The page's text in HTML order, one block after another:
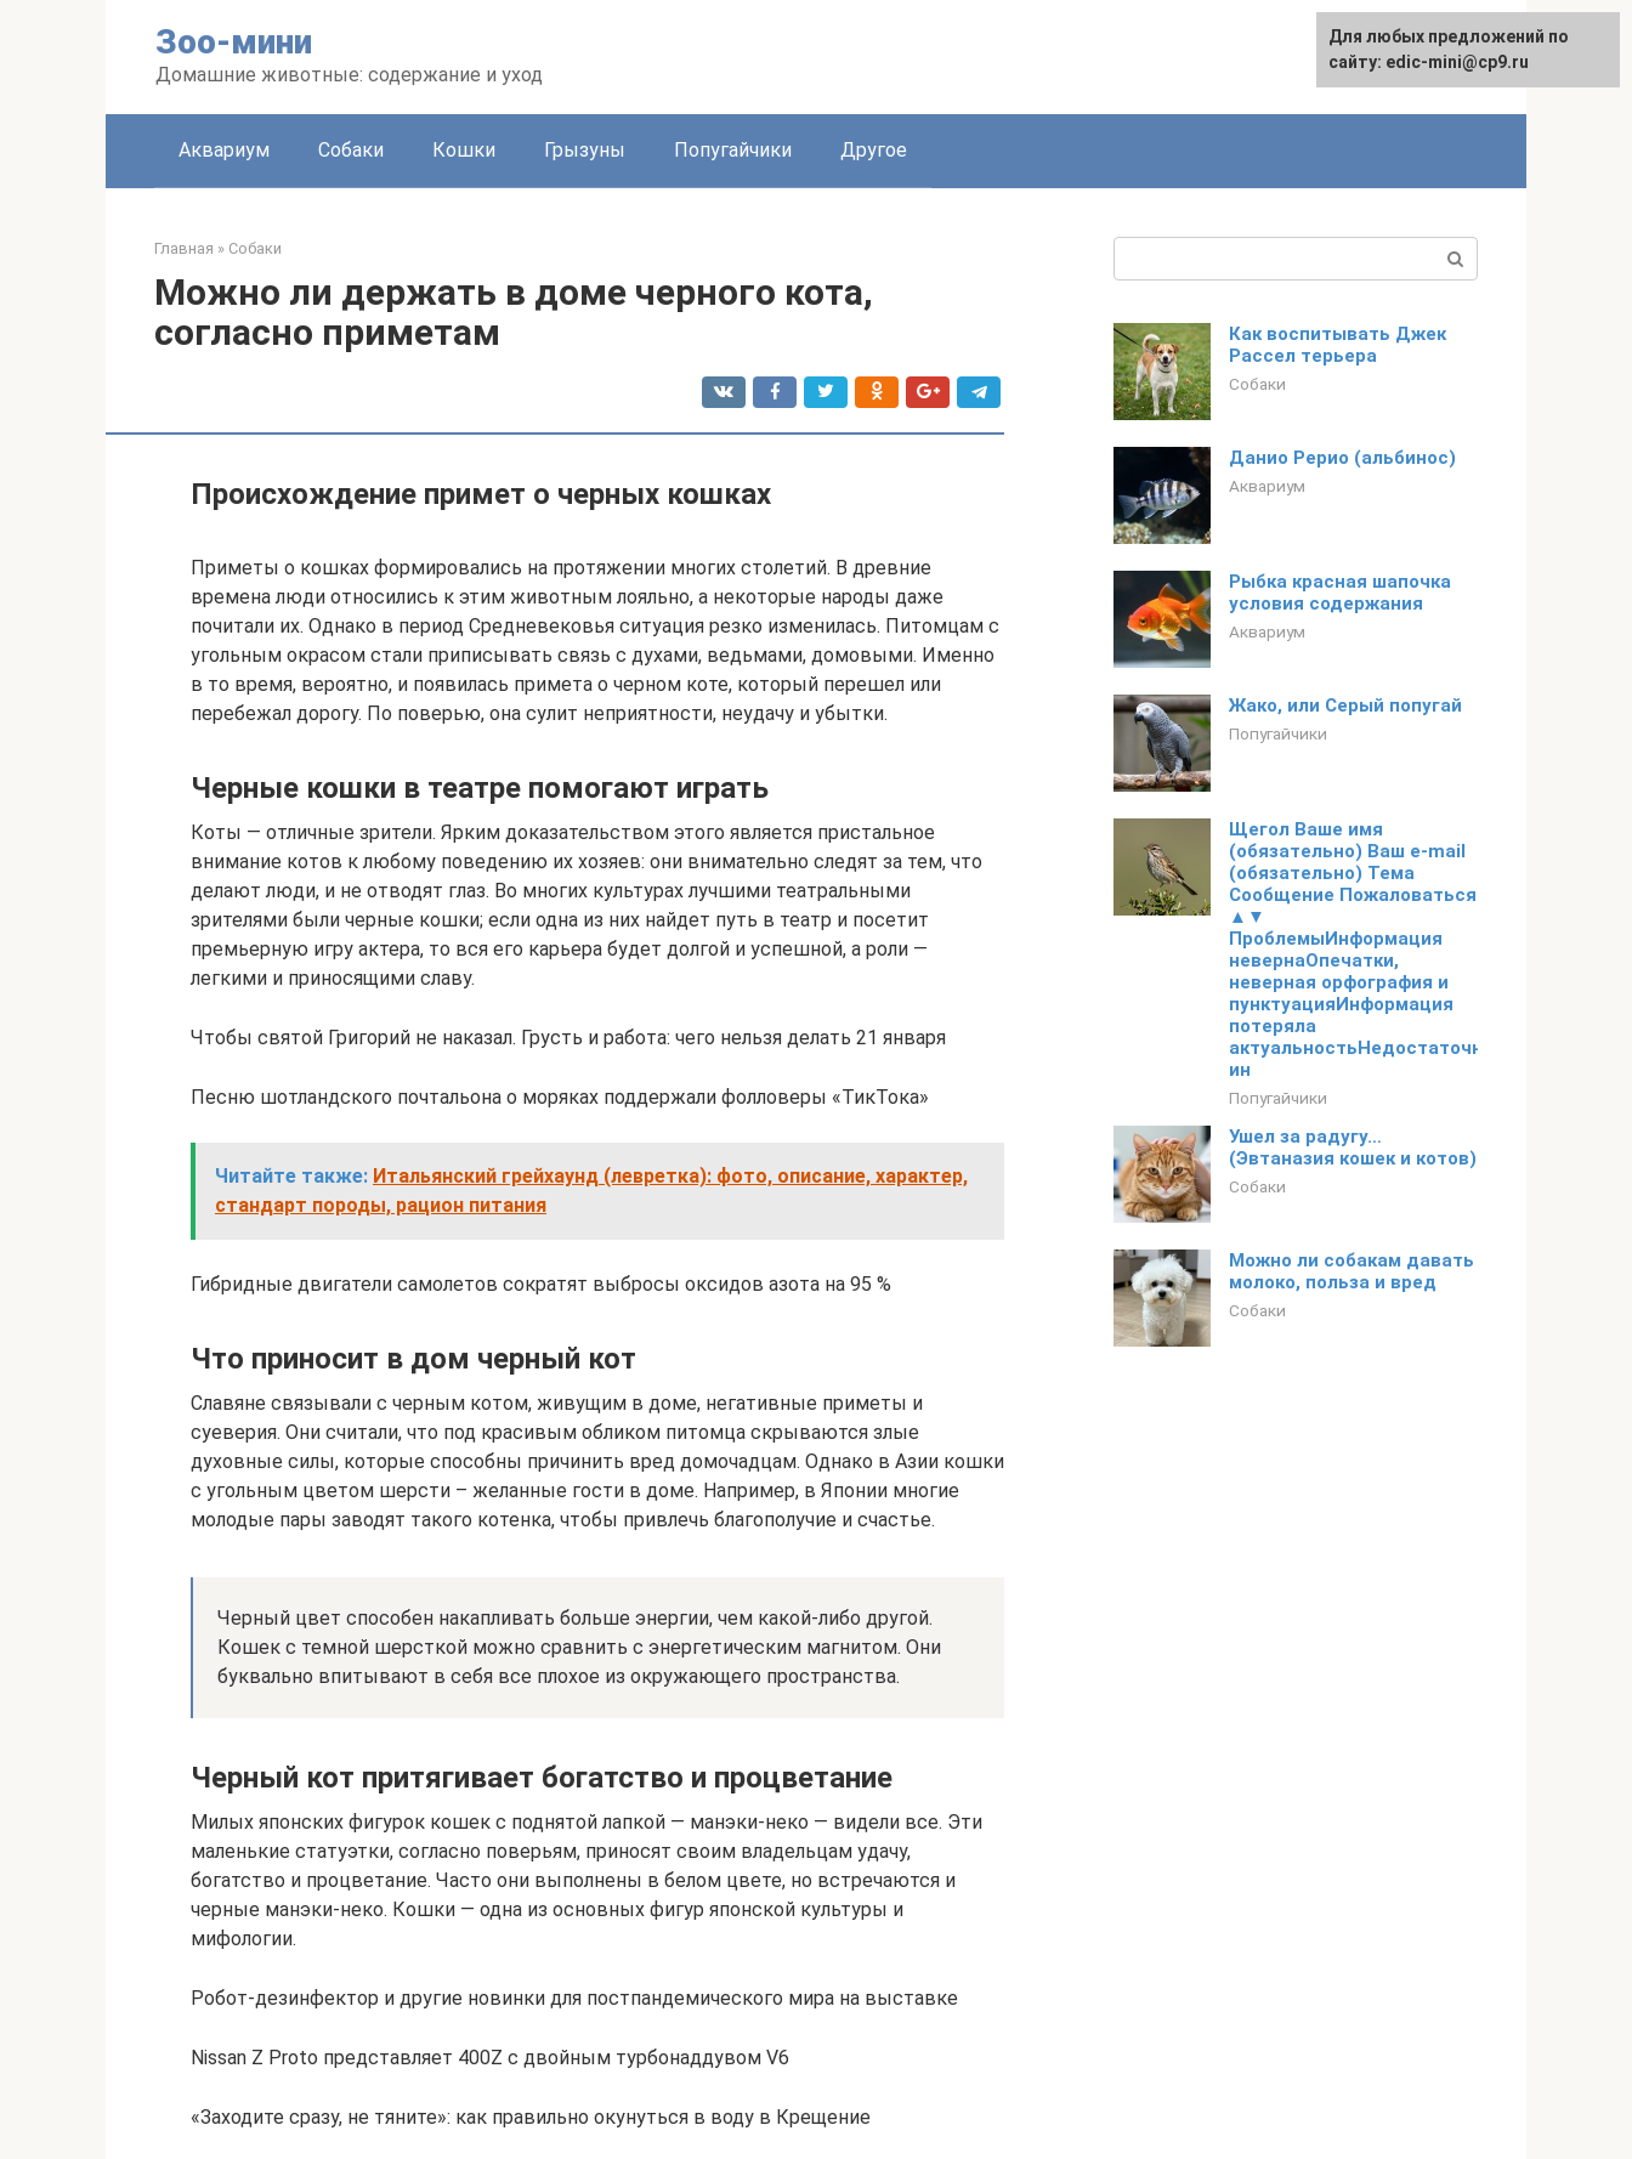
Зоо-мини
Домашние животные: содержание и уход
Аквариум Собаки Кошки Грызуны Попугайчики Другое
Главная » Собаки
Можно ли держать в доме черного кота,
согласно приметам
Происхождение примет о черных кошках
Приметы о кошках формировались на протяжении многих столетий. В древние
времена люди относились к этим животным лояльно, а некоторые народы даже
почитали их. Однако в период Средневековья ситуация резко изменилась. Питомцам с
угольным окрасом стали приписывать связь с духами, ведьмами, домовыми. Именно
в то время, вероятно, и появилась примета о черном коте, который перешел или
перебежал дорогу. По поверью, она сулит неприятности, неудачу и убытки.
Черные кошки в театре помогают играть
Коты — отличные зрители. Ярким доказательством этого является пристальное
внимание котов к любому поведению их хозяев: они внимательно следят за тем, что
делают люди, и не отводят глаз. Во многих культурах лучшими театральными
зрителями были черные кошки; если одна из них найдет путь в театр и посетит
премьерную игру актера, то вся его карьера будет долгой и успешной, а роли —
легкими и приносящими славу.
Чтобы святой Григорий не наказал. Грусть и работа: чего нельзя делать 21 января
Песню шотландского почтальона о моряках поддержали фолловеры «ТикТока»
Читайте также: Итальянский грейхаунд (левретка): фото, описание, характер,
стандарт породы, рацион питания
Гибридные двигатели самолетов сократят выбросы оксидов азота на 95 %
Что приносит в дом черный кот
Славяне связывали с черным котом, живущим в доме, негативные приметы и
суеверия. Они считали, что под красивым обликом питомца скрываются злые
духовные силы, которые способны причинить вред домочадцам. Однако в Азии кошки
с угольным цветом шерсти – желанные гости в доме. Например, в Японии многие
молодые пары заводят такого котенка, чтобы привлечь благополучие и счастье.
Черный цвет способен накапливать больше энергии, чем какой-либо другой.
Кошек с темной шерсткой можно сравнить с энергетическим магнитом. Они
буквально впитывают в себя все плохое из окружающего пространства.
Черный кот притягивает богатство и процветание
Милых японских фигурок кошек с поднятой лапкой — манэки-неко — видели все. Эти
маленькие статуэтки, согласно поверьям, приносят своим владельцам удачу,
богатство и процветание. Часто они выполнены в белом цвете, но встречаются и
черные манэки-неко. Кошки — одна из основных фигур японской культуры и
мифологии.
Робот-дезинфектор и другие новинки для постпандемического мира на выставке
Nissan Z Proto представляет 400Z с двойным турбонаддувом V6
«Заходите сразу, не тяните»: как правильно окунуться в воду в Крещение
Как воспитывать Джек
Рассел терьера
Собаки
Данио Рерио (альбинос)
Аквариум
Рыбка красная шапочка
условия содержания
Аквариум
Жако, или Серый попугай
Попугайчики
Щегол Ваше имя
(обязательно) Ваш e-mail
(обязательно) Тема
Сообщение Пожаловаться
▲▼
ПроблемыИнформация
невернаОпечатки,
неверная орфография и
пунктуацияИнформация
потеряла
актуальностьНедостаточно
ин
Попугайчики
Ушел за радугу…
(Эвтаназия кошек и котов)
Собаки
Можно ли собакам давать
молоко, польза и вред
Собаки
Для любых предложений по
сайту: edic-mini@cp9.ru